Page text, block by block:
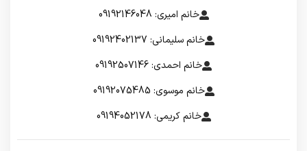
خانم امیری: 09192146048
خانم سلیمانی: 09192402137
خانم احمدی: 09192507146
خانم موسوی: 09192075485
خانم کریمی: 09194052178